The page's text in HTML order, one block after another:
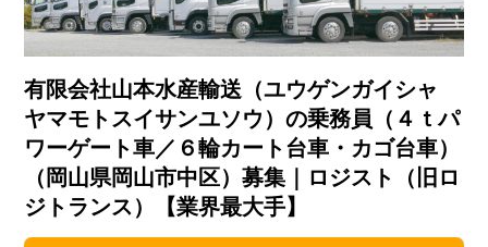
有限会社山本水産輸送（ユウゲンガイシャ
ヤマモトスイサンユソウ）の乗務員（４ｔパ
ワーゲート車／６輪カート台車・カゴ台車）
（岡山県岡山市中区）募集｜ロジスト（旧ロ
ジトランス）【業界最大手】